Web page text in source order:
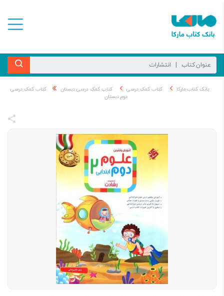
بانک کتاب مارکا کتاب کمک درسی کتاب کمک درسی دبستان
کتاب کمک درسی
دوم دبستان